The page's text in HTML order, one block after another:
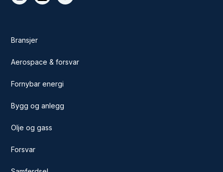
Bransjer
Aerospace & forsvar
Fornybar energi
Bygg og anlegg
Olje og gass
Forsvar